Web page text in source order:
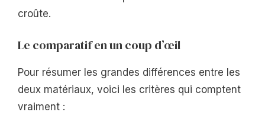
croûte.
Le comparatif en un coup d’œil
Pour résumer les grandes différences entre les
deux matériaux, voici les critères qui comptent
vraiment :